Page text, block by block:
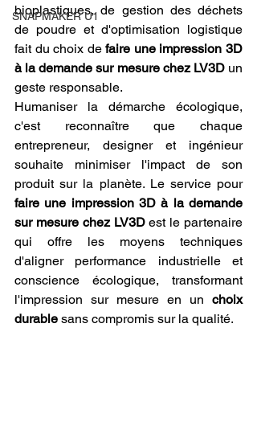
SNAPMAKER U1
bioplastiques, de gestion des déchets
de poudre et d'optimisation logistique
fait du choix de faire une impression 3D
à la demande sur mesure chez LV3D un
geste responsable.
Humaniser la démarche écologique,
c'est reconnaître que chaque
entrepreneur, designer et ingénieur
souhaite minimiser l'impact de son
produit sur la planète. Le service pour
faire une impression 3D à la demande
sur mesure chez LV3D est le partenaire
qui offre les moyens techniques
d'aligner performance industrielle et
conscience écologique, transformant
l'impression sur mesure en un choix
durable sans compromis sur la qualité.